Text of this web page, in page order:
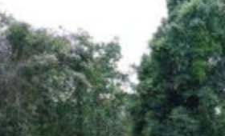
voyages
Classiques
en Famille
Nature